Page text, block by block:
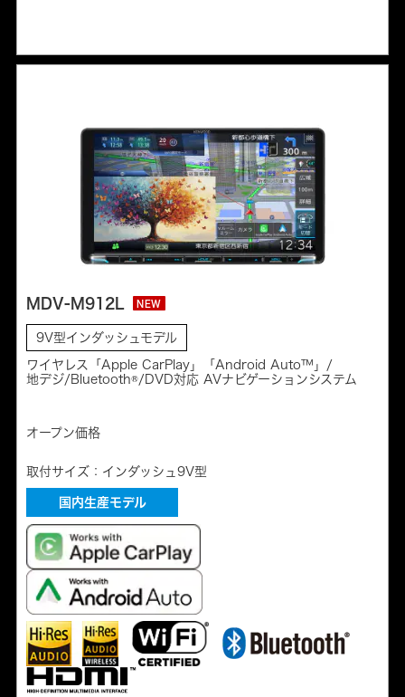
MDV-M912L NEW
9V型インダッシュモデル
ワイヤレス「Apple CarPlay」「Android Auto™」/
地デジ/Bluetooth®/DVD対応 AVナビゲーションシステム
オープン価格
取付サイズ：インダッシュ9V型
国内生産モデル